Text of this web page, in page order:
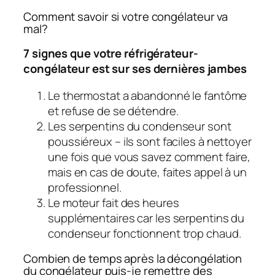
Comment savoir si votre congélateur va
mal?
7 signes que votre réfrigérateur-
congélateur est sur ses dernières jambes
Le thermostat a abandonné le fantôme
et refuse de se détendre.
Les serpentins du condenseur sont
poussiéreux – ils sont faciles à nettoyer
une fois que vous savez comment faire,
mais en cas de doute, faites appel à un
professionnel.
Le moteur fait des heures
supplémentaires car les serpentins du
condenseur fonctionnent trop chaud.
Combien de temps après la décongélation
du congélateur puis-je remettre des